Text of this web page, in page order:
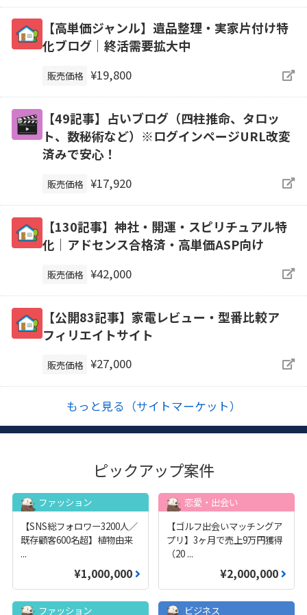
【高単価ジャンル】遺品整理・実家片付け特
化ブログ｜終活需要拡大中
販売価格 ¥19,800
【49記事】占いブログ（四柱推命、タロッ
ト、数秘術など）※ログインページURL改変
済みで安心！
販売価格 ¥17,920
【130記事】神社・開運・スピリチュアル特
化｜アドセンス合格済・高単価ASP向け
販売価格 ¥42,000
【公開83記事】家電レビュー・型番比較ア
フィリエイトサイト
販売価格 ¥27,000
もっと見る（サイトマーケット）
ピックアップ案件
ファッション
【SNS総フォロワー3200人／
既存顧客600名超】植物由来
...
¥1,000,000
恋愛・出会い
【ゴルフ出会いマッチングア
プリ】3ヶ月で売上9万円獲得
（20 ...
¥2,000,000
ファッション ビジネス